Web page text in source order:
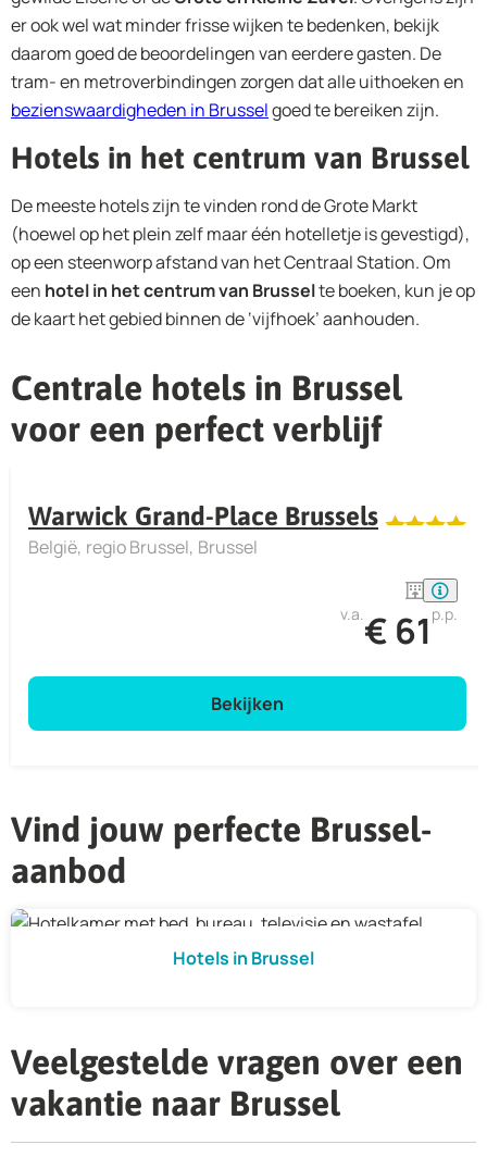
er ook wel wat minder frisse wijken te bedenken, bekijk
daarom goed de beoordelingen van eerdere gasten. De
tram- en metroverbindingen zorgen dat alle uithoeken en
bezienswaardigheden in Brusselgoed te bereiken zijn.
Hotels in het centrum van Brussel
De meeste hotels zijn te vinden rond de Grote Markt
(hoewel op het plein zelf maar één hotelletje is gevestigd),
op een steenworp afstand van het Centraal Station. Om
een hotel in het centrum van Brusselte boeken, kun je op
de kaart het gebied binnen de ‘vijfhoek’ aanhouden.
Centrale hotels in Brussel
voor een perfect verblijf
Warwick Grand-Place Brussels
België regio Brussel Brussel
v.a. € 61 p.p.
Bekijken
Vind jouw perfecte Brussel-
aanbod
Hotels in Brussel
Veelgestelde vragen over een
vakantie naar Brussel